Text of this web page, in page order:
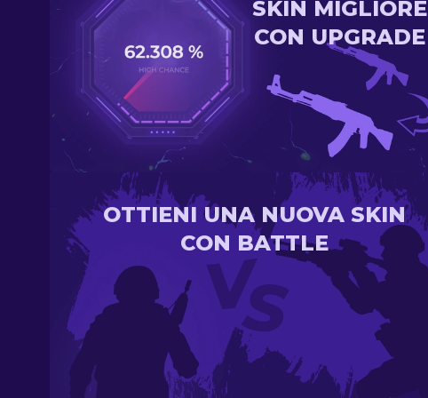
SKIN MIGLIORE
CON UPGRADE
OTTIENI UNA NUOVA SKIN
CON BATTLE